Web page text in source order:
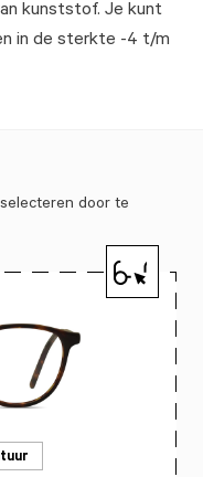
kunststof. Je kunt
in de sterkte -4 t/m
door te